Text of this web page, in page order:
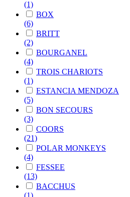
(1)
BOX
(6)
BRITT
(2)
BOURGANEL
(4)
TROIS CHARIOTS
(1)
ESTANCIA MENDOZA
(5)
BON SECOURS
(3)
COORS
(21)
POLAR MONKEYS
(4)
FESSEE
(13)
BACCHUS
(1)